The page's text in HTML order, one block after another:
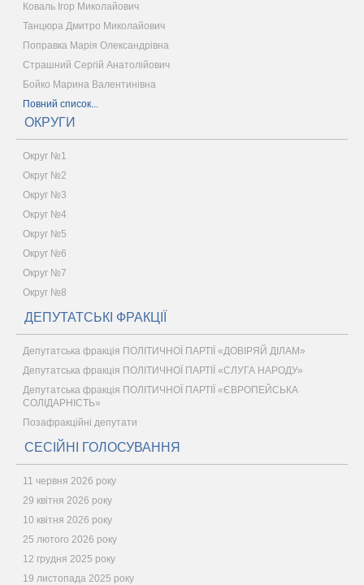
Коваль Ігор Миколайович
Танцюра Дмитро Миколайович
Поправка Марія Олександрівна
Страшний Сергій Анатолійович
Бойко Марина Валентинівна
Повний список...
ОКРУГИ
Округ №1
Округ №2
Округ №3
Округ №4
Округ №5
Округ №6
Округ №7
Округ №8
ДЕПУТАТСЬКІ ФРАКЦІЇ
Депутатська фракція ПОЛІТИЧНОЇ ПАРТІЇ «ДОВІРЯЙ ДІЛАМ»
Депутатська фракція ПОЛІТИЧНОЇ ПАРТІЇ «СЛУГА НАРОДУ»
Депутатська фракція ПОЛІТИЧНОЇ ПАРТІЇ «ЄВРОПЕЙСЬКА
СОЛІДАРНІСТЬ»
Позафракційні депутати
СЕСІЙНІ ГОЛОСУВАННЯ
11 червня 2026 року
29 квітня 2026 року
10 квітня 2026 року
25 лютого 2026 року
12 грудня 2025 року
19 листопада 2025 року